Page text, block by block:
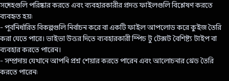
সন্দেহগুলি পরিষ্কার করতে এবং ব্যবহারকারীর প্রদত্ত ফাইলগুলি বিশ্লেষণ করতে
ব্যবহৃত হয়৷
- পূর্বনির্ধারিত বিকল্পগুলি নির্বাচন করে বা একটি ফাইল আপলোড করে কুইজ তৈরি
করা যেতে পারে। ভাইভা উত্তর দিতে ব্যবহারকারী স্পিচ টু টেক্সট বৈশিষ্ট্য টাইপ বা
ব্যবহার করতে পারেন।
- সম্প্রদায় যেখানে আপনি প্রশ্ন শেয়ার করতে পারেন এবং আলোচনার থ্রেড তৈরি
করতে পারেন৷